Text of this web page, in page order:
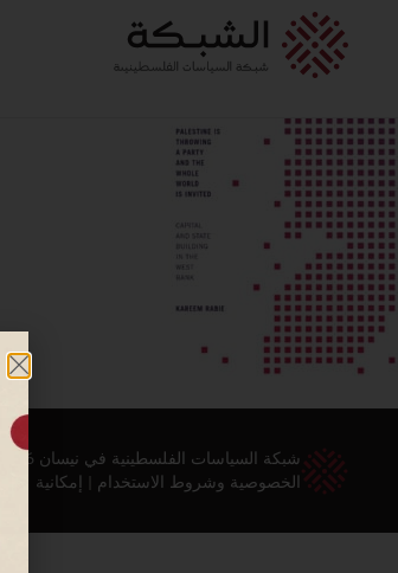
شبكة السياسات الفلسطينية في نيسان 2026 ©
الخصوصية وشروط الاستخدام
إمكانية